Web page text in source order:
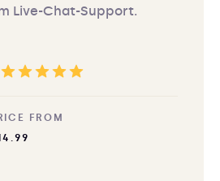
Live-Chat-Support.
FROM